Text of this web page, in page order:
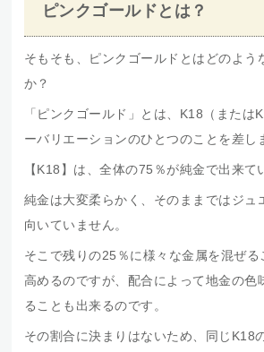
ピンクゴールドとは？
そもそも、ピンクゴールドとはどのよう
か？
「ピンクゴールド」とは、K18（または
ーバリエーションのひとつのことを差し
【K18】は、全体の75％が純金で出来て
純金は大変柔らかく、そのままではジュ
向いていません。
そこで残りの25％に様々な金属を混ぜる
高めるのですが、配合によって地金の色
ることも出来るのです。
その割合に決まりはないため、同じK18